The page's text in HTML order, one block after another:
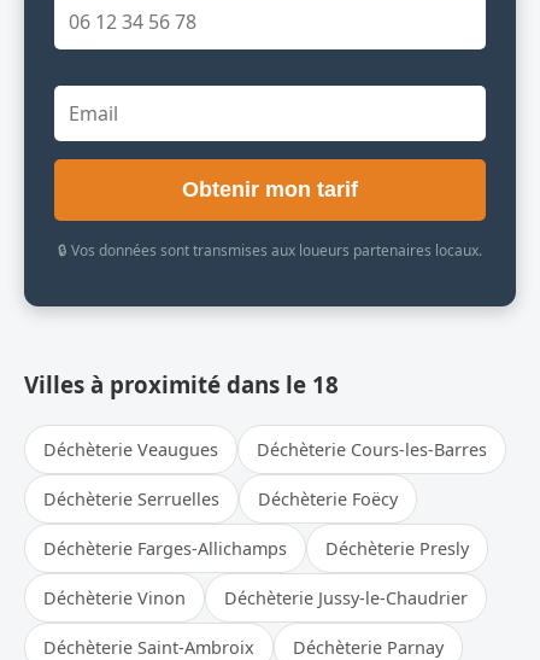
Obtenir mon tarif
🔒 Vos données sont transmises aux loueurs partenaires locaux.
Villes à proximité dans le 18
Déchèterie Veaugues Déchèterie Cours-les-Barres
Déchèterie Serruelles Déchèterie Foëcy
Déchèterie Farges-Allichamps Déchèterie Presly
Déchèterie Vinon Déchèterie Jussy-le-Chaudrier
Déchèterie Saint-Ambroix Déchèterie Parnay